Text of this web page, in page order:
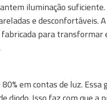
iluminação
e desconfortáveis.
fabricada para transformar
em contas de luz. Essa